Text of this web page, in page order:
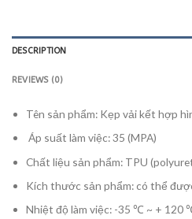
DESCRIPTION
REVIEWS (0)
Tên sản phẩm: Kẹp vải kết hợp
Áp suất làm việc: 35 (MPA)
Chất liệu sản phẩm: TPU
Kích thước sản phẩm: có thể
Nhiệt độ làm việc: -35 ℃ ~ + 120